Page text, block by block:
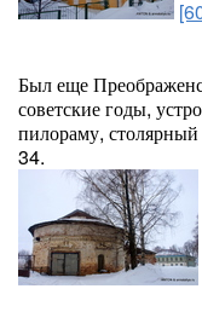
Был еще
советские годы,
пилораму,
34.